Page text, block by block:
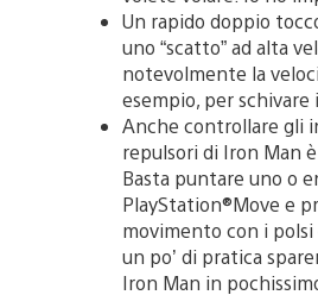
Un rapido doppio
uno “scatto” ad alta
notevolmente la
esempio, per
Anche controllare gli
repulsori di Iron Man
Basta puntare uno o
PlayStation®Move e
movimento con i polsi
un po’ di pratica
Iron Man in